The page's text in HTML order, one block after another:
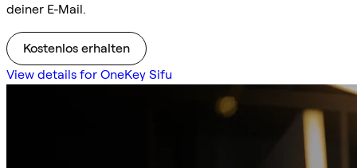
deiner E-Mail.
Kostenlos erhalten
View details for OneKey Sifu